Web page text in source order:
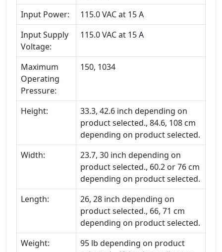
Input Power:
115.0 VAC at 15 A
Input Supply
Voltage:
115.0 VAC at 15 A
Maximum
Operating
Pressure:
150, 1034
Height:
33.3, 42.6 inch depending on
product selected., 84.6, 108 cm
depending on product selected.
Width:
23.7, 30 inch depending on
product selected., 60.2 or 76 cm
depending on product selected.
Length:
26, 28 inch depending on
product selected., 66, 71 cm
depending on product selected.
Weight:
95 lb depending on product